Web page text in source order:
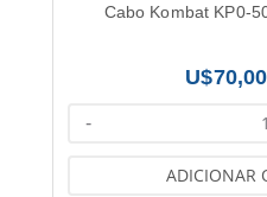
Cabo Kombat KP0-
70,00
-
ADICIONAR